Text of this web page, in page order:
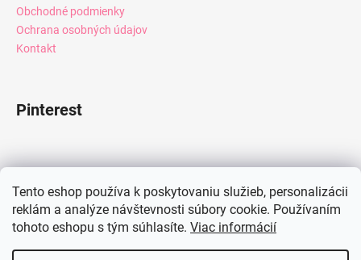
Tento eshop používa k poskytovaniu služieb, personalizácii
reklám a analýze návštevnosti súbory cookie. Používaním
tohoto eshopu s tým súhlasíte. Viac informácií
Obchodné podmienky
Ochrana osobných údajov
Kontakt
Pinterest
Instagram